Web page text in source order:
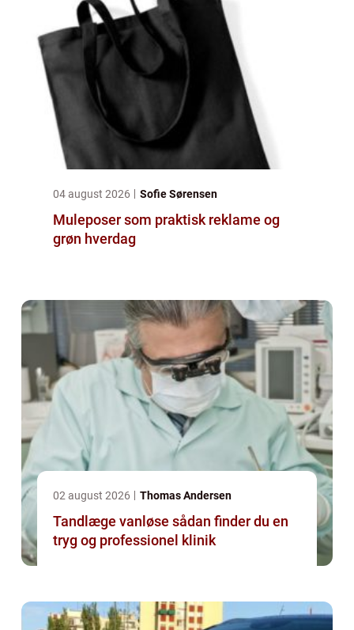
04 august 2026 Sofie Sørensen
Muleposer som praktisk reklame og
grøn hverdag
02 august 2026 Thomas Andersen
Tandlæge vanløse sådan finder du en
tryg og professionel klinik